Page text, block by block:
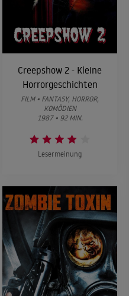
Creepshow 2 - Kleine
Horrorgeschichten
FILM • FANTASY, HORROR,
KOMÖDIEN
1987 • 92 MIN.
Lesermeinung